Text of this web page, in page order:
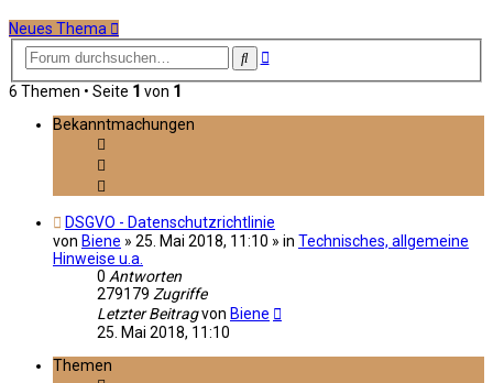
Neues Thema
SucheErweiterte
6 Themen • Seite 1 von 1
Bekanntmachungen
DSGVO - Datenschutzrichtlinie
von Biene » 25. Mai 2018, 11:10 » in Technisches, allgemeine
Hinweise u.a.
0 Antworten
279179 Zugriffe
Letzter Beitragvon Biene
25. Mai 2018, 11:10
Themen